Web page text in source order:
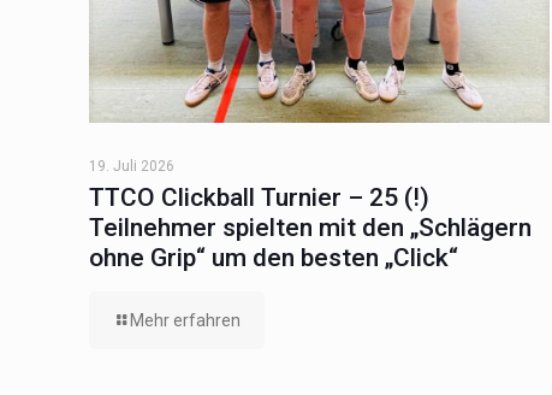
19. Juli 2026
TTCO Clickball Turnier – 25 (!)
Teilnehmer spielten mit den „Schlägern
ohne Grip“ um den besten „Click“
Mehr erfahren